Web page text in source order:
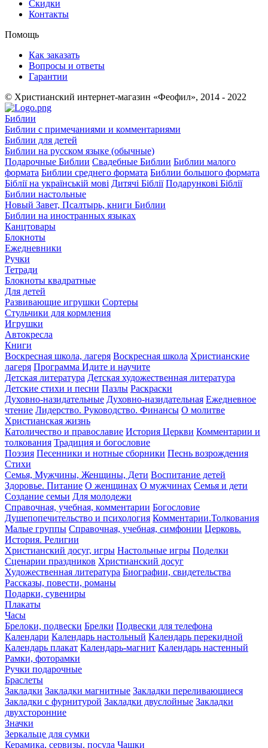
Скидки
Контакты
Помощь
Как заказать
Вопросы и ответы
Гарантии
© Христианский интернет-магазин «Феофил», 2014 - 2022
Библии
Библии с примечаниями и комментариями
Библии для детей
Библии на русском языке (обычные)
Подарочные Библии Свадебные Библии Библии малого
формата Библии среднего формата Библии большого формата
Біблії на українській мові Дитячі Біблії Подарункові Біблії
Библии настольные
Новый Завет, Псалтырь, книги Библии
Библии на иностранных языках
Канцтовары
Блокноты
Ежедневники
Ручки
Тетради
Блокноты квадратные
Для детей
Развивающие игрушки Сортеры
Стульчики для кормления
Игрушки
Автокресла
Книги
Воскресная школа, лагеря Воскресная школа Христианские
лагеря Программа Идите и научите
Детская литература Детская художественная литература
Детские стихи и песни Пазлы Раскраски
Духовно-назидательные Духовно-назидательная Ежедневное
чтение Лидерство. Руководство. Финансы О молитве
Христианская жизнь
Католичество и православие История Церкви Комментарии и
толкования Традиция и богословие
Поэзия Песенники и нотные сборники Песнь возрождения
Стихи
Семья, Мужчины, Женщины, Дети Воспитание детей
Здоровье. Питание О женщинах О мужчинах Семья и дети
Создание семьи Для молодежи
Справочная, учебная, комментарии Богословие
Душепопечительство и психология Комментарии.Толкования
Малые группы Справочная, учебная, симфонии Церковь.
История. Религии
Христианский досуг, игры Настольные игры Поделки
Сценарии праздников Христианский досуг
Художественная литература Биографии, свидетельства
Рассказы, повести, романы
Подарки, сувениры
Плакаты
Часы
Брелоки, подвески Брелки Подвески для телефона
Календари Календарь настольный Календарь перекидной
Календарь плакат Календарь-магнит Календарь настенный
Рамки, фоторамки
Ручки подарочные
Браслеты
Закладки Закладки магнитные Закладки переливающиеся
Закладки с фурнитурой Закладки двуслойные Закладки
двухсторонние
Значки
Зеркальце для сумки
Керамика, сервизы, посуда Чашки